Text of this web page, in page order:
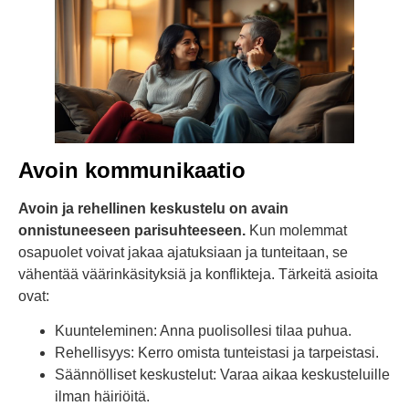
Avoin kommunikaatio
Avoin ja rehellinen keskustelu on avain
onnistuneeseen parisuhteeseen. Kun molemmat
osapuolet voivat jakaa ajatuksiaan ja tunteitaan, se
vähentää väärinkäsityksiä ja konflikteja. Tärkeitä asioita
ovat:
Kuunteleminen: Anna puolisollesi tilaa puhua.
Rehellisyys: Kerro omista tunteistasi ja tarpeistasi.
Säännölliset keskustelut: Varaa aikaa keskusteluille
ilman häiriöitä.